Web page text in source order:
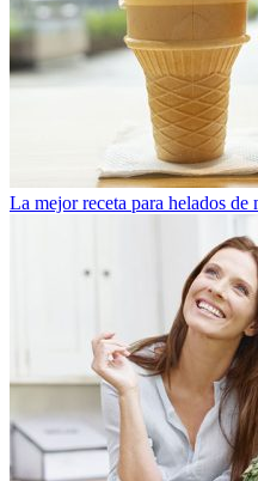
La mejor receta para helados